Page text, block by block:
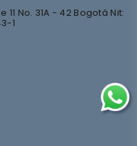
No. 31A - 42 Bogotá Nit:
1